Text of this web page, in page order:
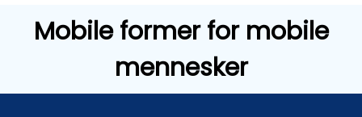
Mobile former for mobile
mennesker